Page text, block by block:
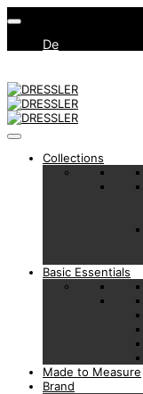
De
Collections
Basic Essentials
Made to Measure
Brand